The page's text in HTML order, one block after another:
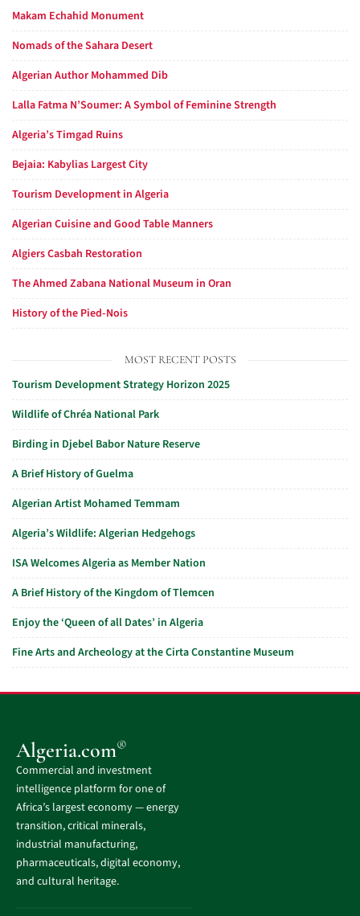
Makam Echahid Monument
Nomads of the Sahara Desert
Algerian Author Mohammed Dib
Lalla Fatma N’Soumer: A Symbol of Feminine Strength
Algeria’s Timgad Ruins
Bejaia: Kabylias Largest City
Tourism Development in Algeria
Algerian Cuisine and Good Table Manners
Algiers Casbah Restoration
The Ahmed Zabana National Museum in Oran
History of the Pied-Nois
MOST RECENT POSTS
Tourism Development Strategy Horizon 2025
Wildlife of Chréa National Park
Birding in Djebel Babor Nature Reserve
A Brief History of Guelma
Algerian Artist Mohamed Temmam
Algeria’s Wildlife: Algerian Hedgehogs
ISA Welcomes Algeria as Member Nation
A Brief History of the Kingdom of Tlemcen
Enjoy the ‘Queen of all Dates’ in Algeria
Fine Arts and Archeology at the Cirta Constantine Museum
Algeria.com®
Commercial and investment
intelligence platform for one of
Africa’s largest economy — energy
transition, critical minerals,
industrial manufacturing,
pharmaceuticals, digital economy,
and cultural heritage.